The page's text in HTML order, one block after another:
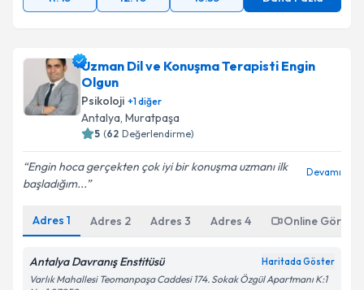
Uzman Dil ve Konuşma Terapisti Engin
Olgun
Psikoloji +1diğer
Antalya, Muratpaşa
5 (62 Değerlendirme)
Engin hoca gerçekten çok iyi bir konuşma uzmanı ilk
başladığım...
Devamı
Adres 1 Adres 2 Adres 3 Adres 4 Online
Antalya Davranış Enstitüsü Haritada Göster
Varlık Mahallesi Teomanpaşa Caddesi 174. Sokak Özgül Apartmanı K:1